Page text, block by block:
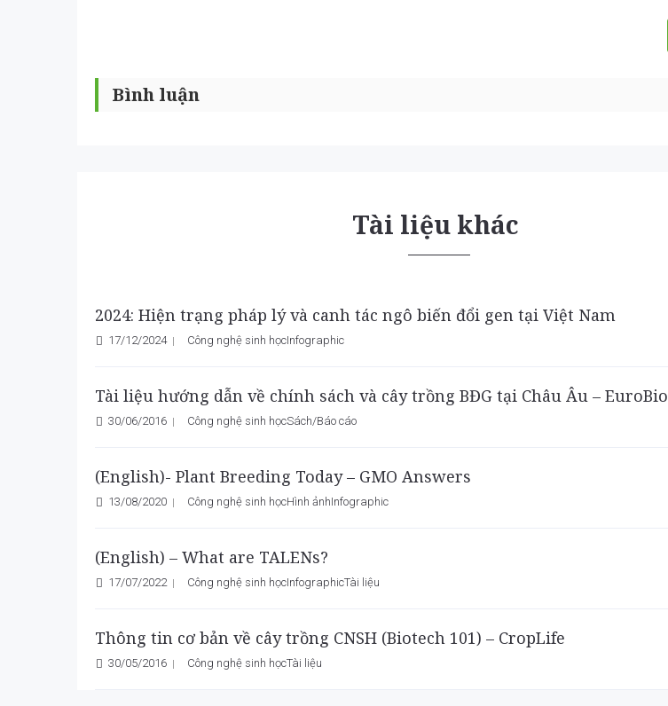
Bình luận
Tài liệu khác
2024: Hiện trạng pháp lý và canh tác ngô biến đổi gen tại Việt Nam
17/12/2024 Công nghệ sinh họcInfographic
Tài liệu hướng dẫn về chính sách và cây trồng BĐG tại Châu Âu – EuroBio
30/06/2016 Công nghệ sinh họcSách/Báo cáo
(English)- Plant Breeding Today – GMO Answers
13/08/2020 Công nghệ sinh họcHình ảnhInfographic
(English) – What are TALENs?
17/07/2022 Công nghệ sinh họcInfographicTài liệu
Thông tin cơ bản về cây trồng CNSH (Biotech 101) – CropLife
30/05/2016 Công nghệ sinh họcTài liệu